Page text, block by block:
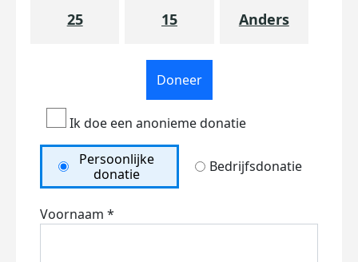
25 15 Anders
Doneer
Ik doe een anonieme donatie
Persoonlijke
donatie
Bedrijfsdonatie
Voornaam *